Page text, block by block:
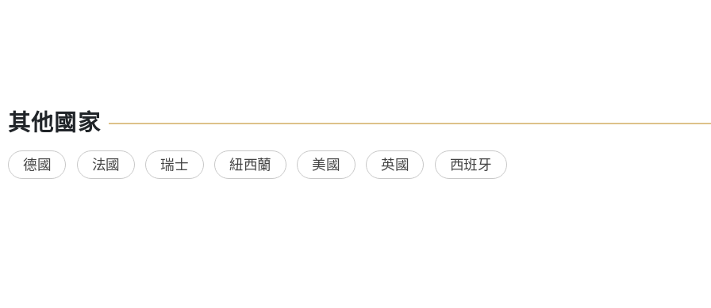
其他國家
德國 法國 瑞士 紐西蘭 美國 英國 西班牙